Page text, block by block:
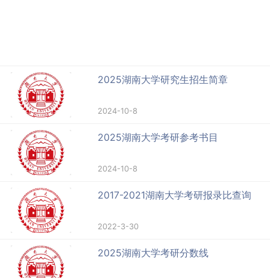
2025湖南大学研究生招生简章
2024-10-8
2025湖南大学考研参考书目
2024-10-8
2017-2021湖南大学考研报录比查询
2022-3-30
2025湖南大学考研分数线